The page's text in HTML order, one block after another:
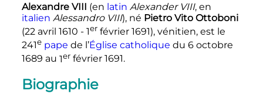
Alexandre VIII (en latin Alexander VIII, en
italien Alessandro VIII), né Pietro Vito Ottoboni
(22 avril 1610 - 1erfévrier 1691), vénitien, est le
241e pape de l’Église catholique du 6 octobre
1689 au 1erfévrier 1691.
Biographie